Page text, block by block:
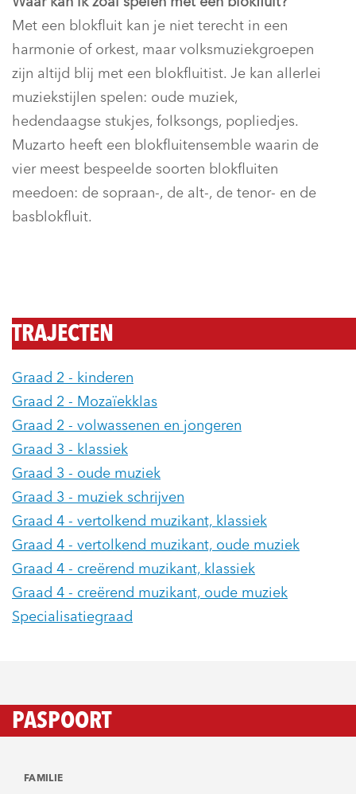
Met een blokfluit kan je niet terecht in een
harmonie of orkest, maar volksmuziekgroepen
zijn altijd blij met een blokfluitist. Je kan allerlei
muziekstijlen spelen: oude muziek,
hedendaagse stukjes, folksongs, popliedjes.
Muzarto heeft een blokfluitensemble waarin de
vier meest bespeelde soorten blokfluiten
meedoen: de sopraan-, de alt-, de tenor- en de
basblokfluit.
TRAJECTEN
Graad 2 - kinderen
Graad 2 - Mozaïekklas
Graad 2 - volwassenen en jongeren
Graad 3 - klassiek
Graad 3 - oude muziek
Graad 3 - muziek schrijven
Graad 4 - vertolkend muzikant, klassiek
Graad 4 - vertolkend muzikant, oude muziek
Graad 4 - creërend muzikant, klassiek
Graad 4 - creërend muzikant, oude muziek
Specialisatiegraad
PASPOORT
FAMILIE